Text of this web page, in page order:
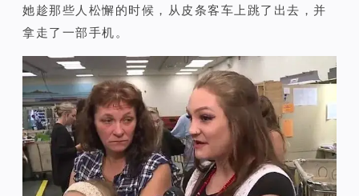
她趁那些人松懈的时候，从皮条客车上跳了出去，并
拿走了一部手机。